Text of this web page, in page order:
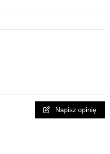
Napisz opinię